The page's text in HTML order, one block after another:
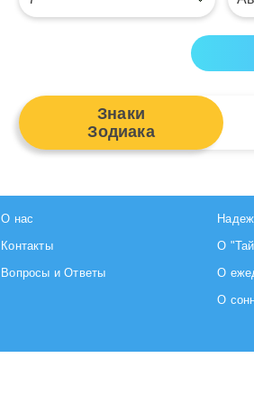
Знаки
Зодиака
О нас
Контакты
Вопросы и Ответы
О
О
О